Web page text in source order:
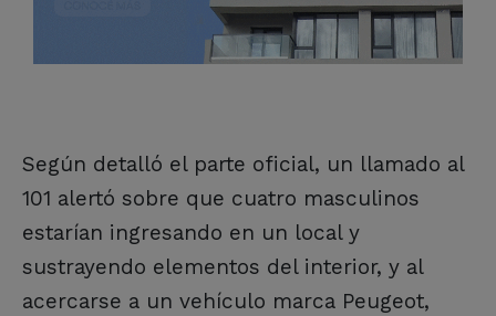
Según detalló el parte oficial, un llamado al
101 alertó sobre que cuatro masculinos
estarían ingresando en un local y
sustrayendo elementos del interior, y al
acercarse a un vehículo marca Peugeot,